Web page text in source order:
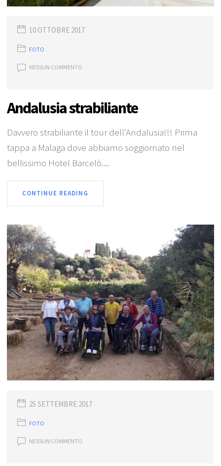
10 OTTOBRE 2017
FOTO
NESSUN COMMENTO
Andalusia strabiliante
Davvero strabiliante il tour dell’Andalusia!!! Prima
tappa a Malaga dove abbiamo soggiornato nel
bellissimo Hotel Barcelò....
CONTINUE READING
25 SETTEMBRE 2017
FOTO
NESSUN COMMENTO